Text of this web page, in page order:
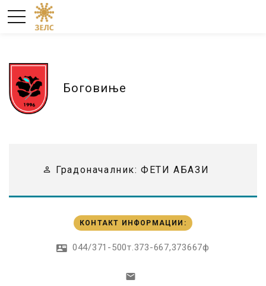
Боговиње
Градоначалник:ФЕТИ АБАЗИ
КОНТАКТ ИНФОРМАЦИИ :
044/371-500т.373-667,373667ф